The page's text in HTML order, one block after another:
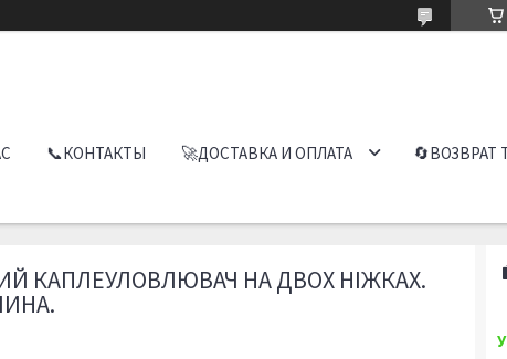
📞КОНТАКТЫ 🚀ДОСТАВКА И ОПЛАТА 🔄ВОЗВРАТ
КАПЛЕУЛОВЛЮВАЧ НА ДВОХ НІЖКАХ.